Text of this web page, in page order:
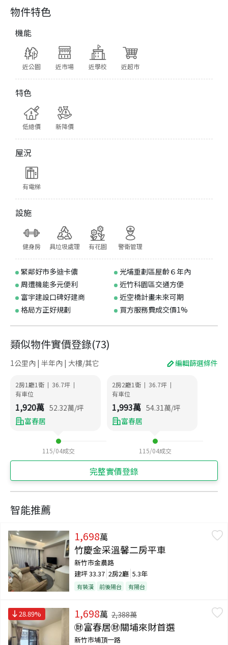
物件特色
機能
近公園 近市場 近學校 近超市
特色
低總價 新降價
屋況
有電梯
設施
健身房 具垃圾處理 有花園 警衛管理
緊鄰好市多迪卡儂
光埔重劃區屋齡６年內
周遭機能多元便利
近竹科園區交通方便
富宇建設口碑好建商
近空橋計畫未來可期
格局方正好規劃
買方服務費成交價1%
類似物件實價登錄(73)
1公里內 | 半年內 | 大樓/其它 編輯篩選條件
2房1廳1衛 | 36.7坪 |
有車位
1,920萬 52.32萬/坪
富春居
115/04成交
2房2廳1衛 | 36.7坪 |
有車位
1,993萬 54.31 萬/坪
富春居
115/04成交
完整實價登錄
智能推薦
1,698萬
竹慶金采溫馨二房平車
新竹市金農路
建坪33.37 2房2廳 5.3年
有裝潢 前後陽台 有陽台
28.89% 1,698萬 2,388萬
㊖富春居㊖關埔來財首選
新竹市埔頂一路